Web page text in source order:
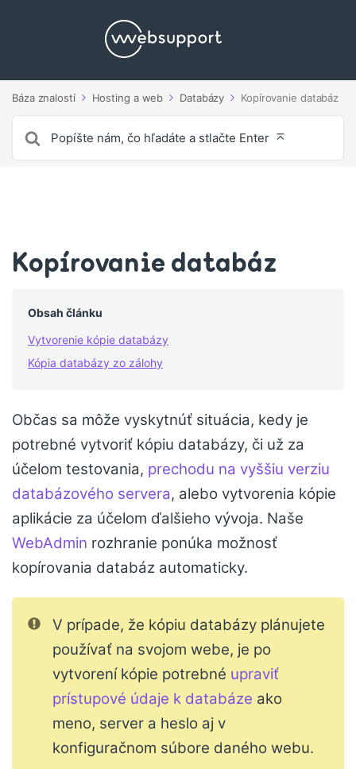
Báza znalostí Hosting a web Databázy Kopírovanie databáz
pre
Kopírovanie databáz
Obsah článku
Vytvorenie kópie databázy
Kópia databázy zo zálohy
Občas sa môže vyskytnúť situácia, kedy je
potrebné vytvoriť kópiu databázy, či už za
účelom testovania, prechodu na vyššiu verziu
databázového servera, alebo vytvorenia kópie
aplikácie za účelom ďalšieho vývoja. Naše
WebAdmin rozhranie ponúka možnosť
kopírovania databáz automaticky.
V prípade, že kópiu databázy plánujete
používať na svojom webe, je po
vytvorení kópie potrebné upraviť
prístupové údaje k databáze ako
meno, server a heslo aj v
konfiguračnom súbore daného webu.